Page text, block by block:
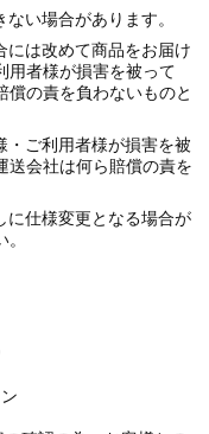
い場合があります。
には改めて商品をお届け
用者様が損害を被って
償の責を負わないものと
・ご利用者様が損害を被
送会社は何ら賠償の責を
に仕様変更となる場合が